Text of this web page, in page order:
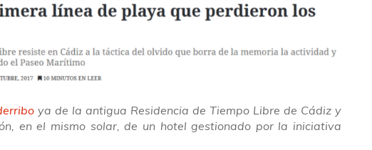
ya de la antigua Residencia de Tiempo Libre de Cádiz y
en el mismo solar, de un hotel gestionado por la iniciativa